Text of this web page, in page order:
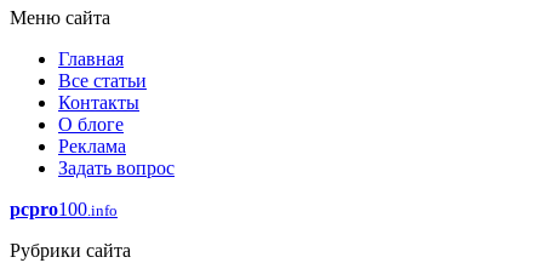
Меню сайта
Главная
Все статьи
Контакты
О блоге
Реклама
Задать вопрос
pcpro100.info
Рубрики сайта